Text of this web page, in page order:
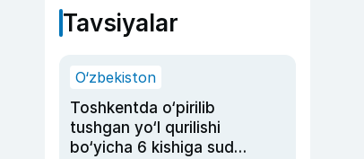
Tavsiyalar
O‘zbekiston
Toshkentda o‘pirilib
tushgan yo‘l qurilishi
bo‘yicha 6 kishiga sud